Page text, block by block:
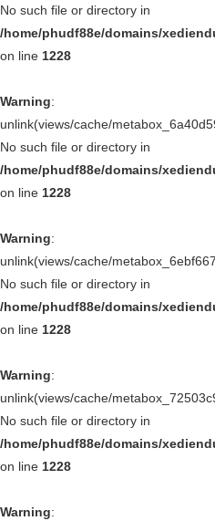
No such file or directory in
/home/phudf88e/domains/
on line 1228
Warning:
unlink(views/cache/
No such file or directory in
/home/phudf88e/domains/
on line 1228
Warning:
unlink(views/cache/
No such file or directory in
/home/phudf88e/domains/
on line 1228
Warning:
unlink(views/cache/
No such file or directory in
/home/phudf88e/domains/
on line 1228
Warning: